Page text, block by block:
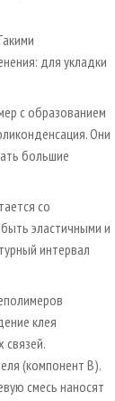
для укладки
с образованием
Они
большие
со
эластичными и
интервал
клея
связей.
(компонент В).
смесь наносят